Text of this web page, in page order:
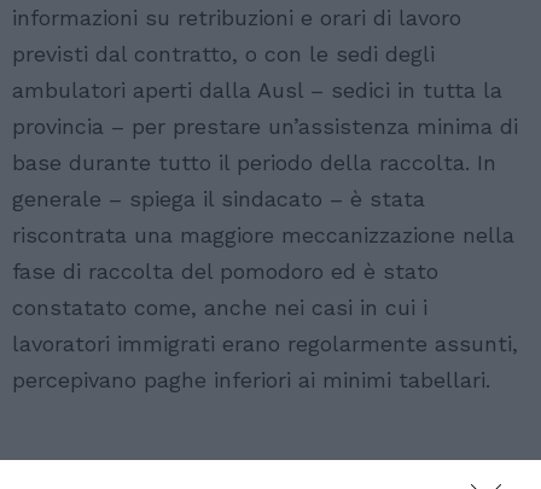
informazioni su retribuzioni e orari di lavoro
previsti dal contratto, o con le sedi degli
ambulatori aperti dalla Ausl – sedici in tutta la
provincia – per prestare un’assistenza minima di
base durante tutto il periodo della raccolta. In
generale – spiega il sindacato – è stata
riscontrata una maggiore meccanizzazione nella
fase di raccolta del pomodoro ed è stato
constatato come, anche nei casi in cui i
lavoratori immigrati erano regolarmente assunti,
percepivano paghe inferiori ai minimi tabellari.